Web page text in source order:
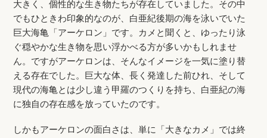
大きく、個性的な生き物たちが存在していました。その中
でもひときわ印象的なのが、白亜紀後期の海を泳いでいた
巨大海亀「アーケロン」です。カメと聞くと、ゆったり泳
ぐ穏やかな生き物を思い浮かべる方が多いかもしれませ
ん。ですがアーケロンは、そんなイメージを一気に塗り替
える存在でした。巨大な体、長く発達した前ひれ、そして
現代の海亀とは少し違う甲羅のつくりを持ち、白亜紀の海
に独自の存在感を放っていたのです。
しかもアーケロンの面白さは、単に「大きなカメ」では終